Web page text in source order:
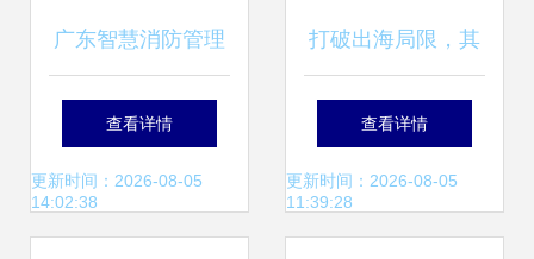
广东智慧消防管理
系统 消防工程接入
与数据处理存储的
查看详情
更新时间：2026-08-05
14:02:38
打破出海局限，其
域创新借亚马逊云
科技为三维重建注
查看详情
更新时间：2026-08-05
11:39:28